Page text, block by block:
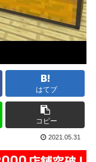
はてブ
コピー
2021.05.31